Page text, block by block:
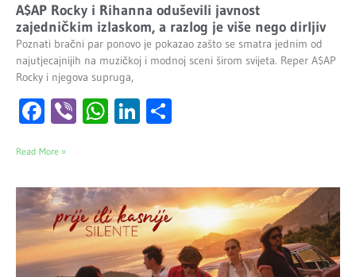
A$AP Rocky i Rihanna oduševili javnost
zajedničkim izlaskom, a razlog je više nego dirljiv
Poznati bračni par ponovo je pokazao zašto se smatra jednim od
najutjecajnijih na muzičkoj i modnoj sceni širom svijeta. Reper A$AP
Rocky i njegova supruga,
Facebook
ViberWhatsApp
LinkedIn
Read More »